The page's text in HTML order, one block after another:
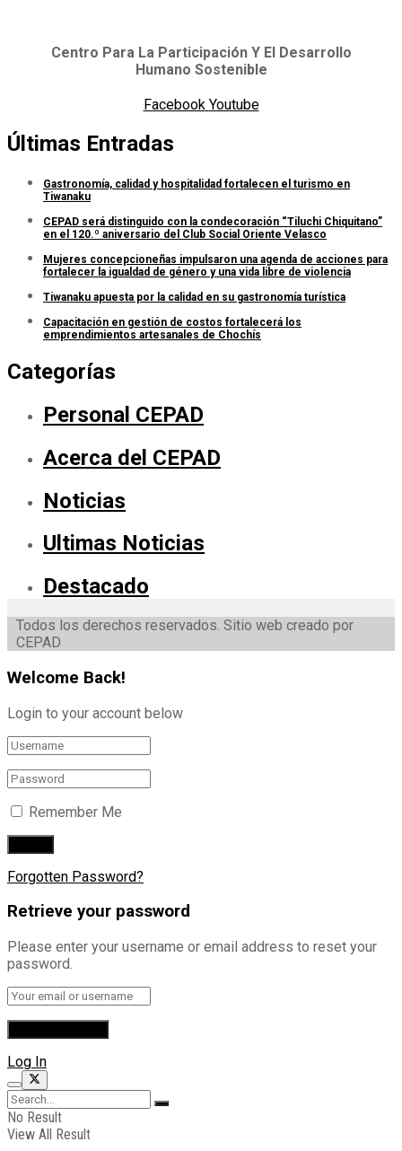
Centro Para La Participación Y El Desarrollo
Humano Sostenible
Facebook Youtube
Últimas Entradas
Gastronomía, calidad y hospitalidad fortalecen el turismo en
Tiwanaku
CEPAD será distinguido con la condecoración “Tiluchi Chiquitano”
en el 120.º aniversario del Club Social Oriente Velasco
Mujeres concepcioneñas impulsaron una agenda de acciones para
fortalecer la igualdad de género y una vida libre de violencia
Tiwanaku apuesta por la calidad en su gastronomía turística
Capacitación en gestión de costos fortalecerá los
emprendimientos artesanales de Chochís
Categorías
Personal CEPAD
Acerca del CEPAD
Noticias
Ultimas Noticias
Destacado
Todos los derechos reservados. Sitio web creado por
CEPAD
Welcome Back!
Login to your account below
Remember Me
Forgotten Password?
Retrieve your password
Please enter your username or email address to reset your
password.
Log In
No Result
View All Result